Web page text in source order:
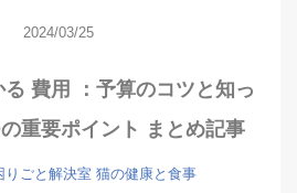
2024/03/25
費用 ：予算のコツと知っ
重要ポイント まとめ記事
りごと解決室 猫の健康と食事